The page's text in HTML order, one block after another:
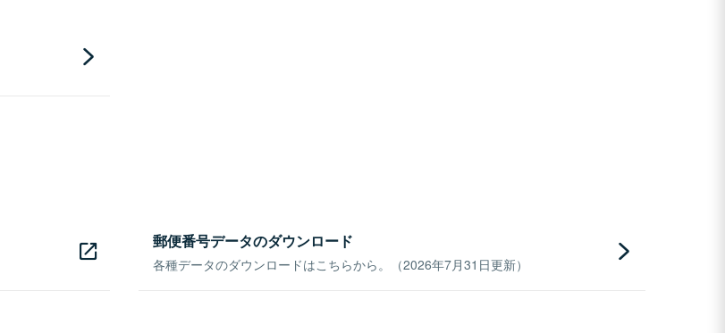
郵便番号データのダウンロード
各種データのダウンロードはこちらから。（2026年7月31日更新）